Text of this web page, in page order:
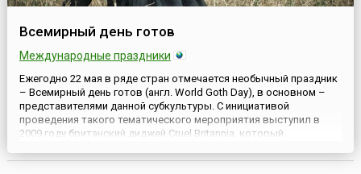
Всемирный день готов
Международные праздники
Ежегодно 22 мая в ряде стран отмечается необычный праздник
– Всемирный день готов (англ. World Goth Day), в основном –
представителями данной субкультуры. С инициативой
проведения такого тематического мероприятия выступил в
2009 году британский диджей Cruel Britannia, который
британском радио BBC Radio 6 Music. Она проходила в рамках